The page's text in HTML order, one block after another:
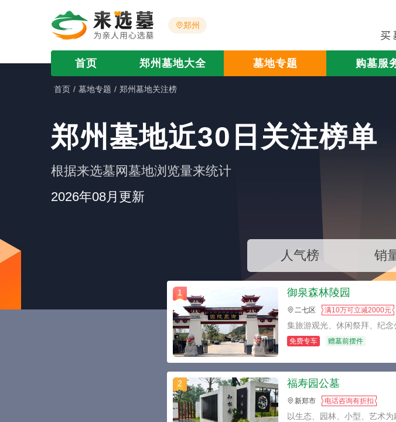
郑州
首页 郑州墓地大全 墓地专题 购墓服
首页 墓地专题 郑州墓地关注榜
郑州墓地近30日关注榜单
根据来选墓网墓地浏览量来统计
2026年08月更新
人气榜 销
1 御泉森林陵园
二七区 满10万可立减2000元
集旅游观光、休闲祭拜、纪
免费专车 赠墓前摆件
2 福寿园公墓
新郑市 电话咨询有折扣
以生态、园林、小型、艺术